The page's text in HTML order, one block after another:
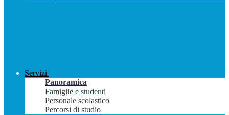
Servizi
Panoramica
Famiglie e studenti
Personale scolastico
Percorsi di studio